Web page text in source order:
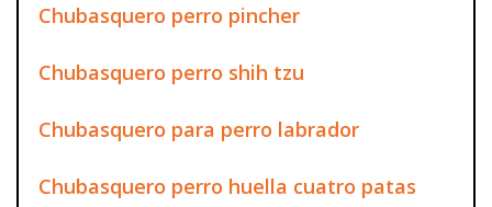
Chubasquero perro pincher
Chubasquero perro shih tzu
Chubasquero para perro labrador
Chubasquero perro huella cuatro patas